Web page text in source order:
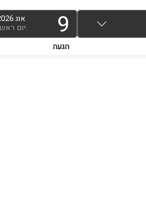
הגעה
9 אוג
יום